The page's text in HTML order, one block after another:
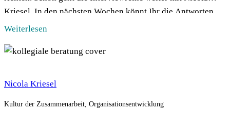
Kriesel. In den nächsten Wochen könnt Ihr die Antworten
von Joana Ebbinghaus und Julia Hoffmann lesen und dann
Weiterlesen
Nicola Kriesel
Kultur der Zusammenarbeit, Organisationsentwicklung